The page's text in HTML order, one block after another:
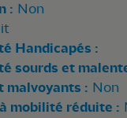
: Non
Handicapés :
sourds et
malvoyants : Non
mobilité réduite :